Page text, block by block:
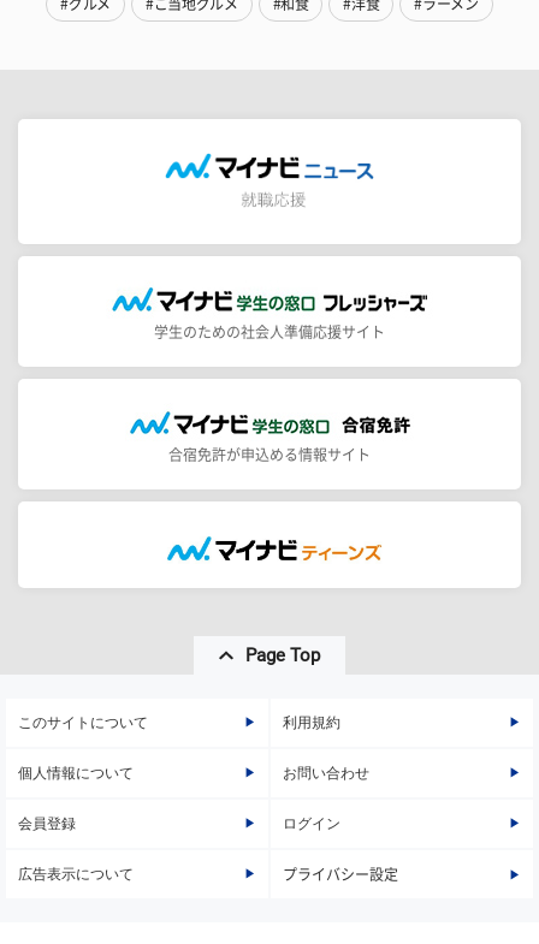
#グルメ #ご当地グルメ #和食 #洋食 #ラーメン
学生のための社会人準備応援サイト
合宿免許が申込める情報サイト
Page Top
このサイトについて 利用規約
個人情報について お問い合わせ
会員登録 ログイン
広告表示について プライバシー設定